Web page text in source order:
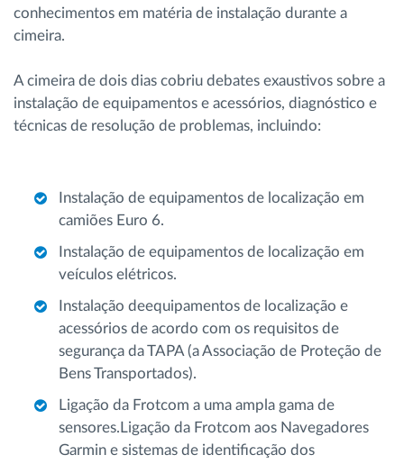
conhecimentos em matéria de instalação durante a
cimeira.
A cimeira de dois dias cobriu debates exaustivos sobre a
instalação de equipamentos e acessórios, diagnóstico e
técnicas de resolução de problemas, incluindo:
Instalação de equipamentos de localização em
camiões Euro 6.
Instalação de equipamentos de localização em
veículos elétricos.
Instalação deequipamentos de localização e
acessórios de acordo com os requisitos de
segurança da TAPA (a Associação de Proteção de
Bens Transportados).
Ligação da Frotcom a uma ampla gama de
sensores.Ligação da Frotcom aos Navegadores
Garmin e sistemas de identificação dos